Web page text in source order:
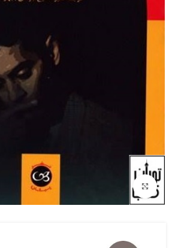
بزرگنمایی تصویر